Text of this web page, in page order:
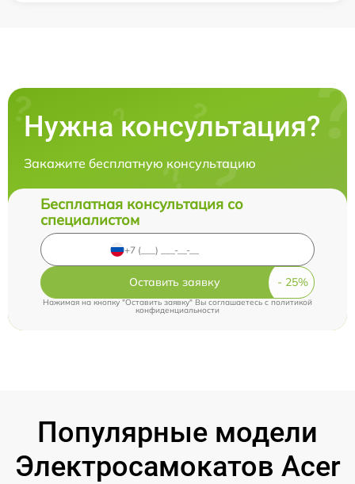
Нужна консультация?
Закажите бесплатную консультацию
Бесплатная консультация со
специалистом
Оставить заявку
Нажимая на кнопку "Оставить заявку" Вы соглашаетесь cполитикой
конфиденциальности
Популярные модели
Электросамокатов Acer